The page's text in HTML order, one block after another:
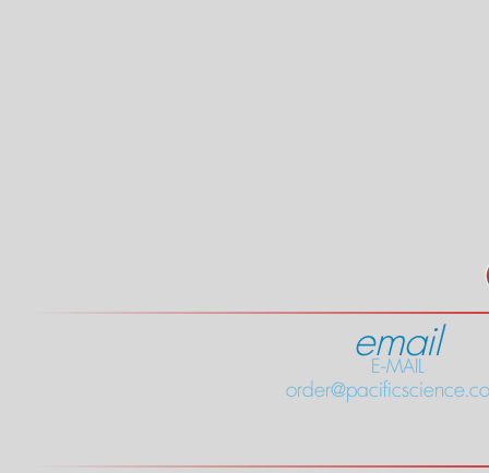
email
E-MAIL